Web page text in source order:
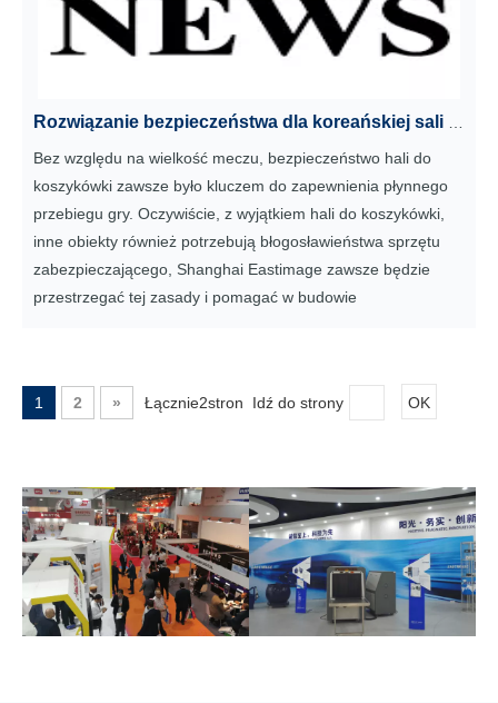
Bez względu na wielkość meczu, bezpieczeństwo hali do
koszykówki zawsze było kluczem do zapewnienia płynnego
przebiegu gry. Oczywiście, z wyjątkiem hali do koszykówki,
inne obiekty również potrzebują błogosławieństwa sprzętu
zabezpieczającego, Shanghai Eastimage zawsze będzie
przestrzegać tej zasady i pomagać w budowie
1 2 » Łącznie2stron Idź do strony OK